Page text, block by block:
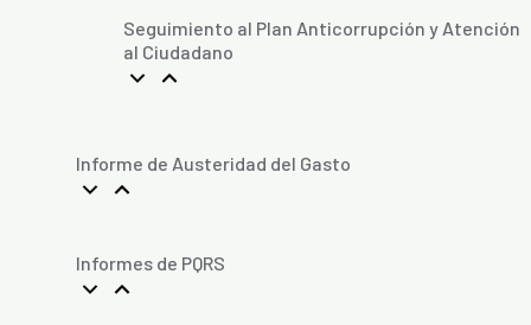
Seguimiento al Plan Anticorrupción y Atención
al Ciudadano
Informe de Austeridad del Gasto
Informes de PQRS